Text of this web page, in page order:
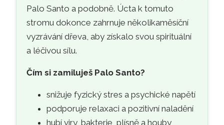
Palo Santo a podobně. Úcta k tomuto
stromu dokonce zahrnuje několikaměsíční
vyzrávání dřeva, aby získalo svou spirituální
a léčivou sílu.
Čím si zamiluješ Palo Santo?
snižuje fyzický stres a psychické napětí
podporuje relaxaci a pozitivní naladění
hubí viry, bakterie, plísně a houby